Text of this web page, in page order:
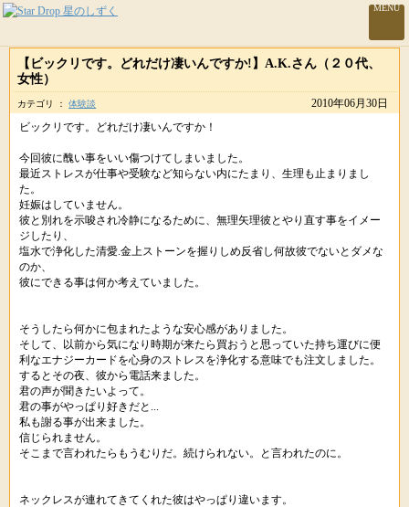
MENU
【ビックリです。どれだけ凄いんですか!】A.K.さん（２０代、
女性）
カテゴリ ：体験談
2010年06月30日
ビックリです。どれだけ凄いんですか！
今回彼に醜い事をいい傷つけてしまいました。
最近ストレスが仕事や受験など知らない内にたまり、生理も止まりまし
た。
妊娠はしていません。
彼と別れを示唆され冷静になるために、無理矢理彼とやり直す事をイメー
ジしたり、
塩水で浄化した清愛.金上ストーンを握りしめ反省し何故彼でないとダメな
のか、
彼にできる事は何か考えていました。
そうしたら何かに包まれたような安心感がありました。
そして、以前から気になり時期が来たら買おうと思っていた持ち運びに便
利なエナジーカードを心身のストレスを浄化する意味でも注文しました。
するとその夜、彼から電話来ました。
君の声が聞きたいよって。
君の事がやっぱり好きだと...
私も謝る事が出来ました。
信じられません。
そこまで言われたらもうむりだ。続けられない。と言われたのに。
ネックレスが連れてきてくれた彼はやっぱり違います。